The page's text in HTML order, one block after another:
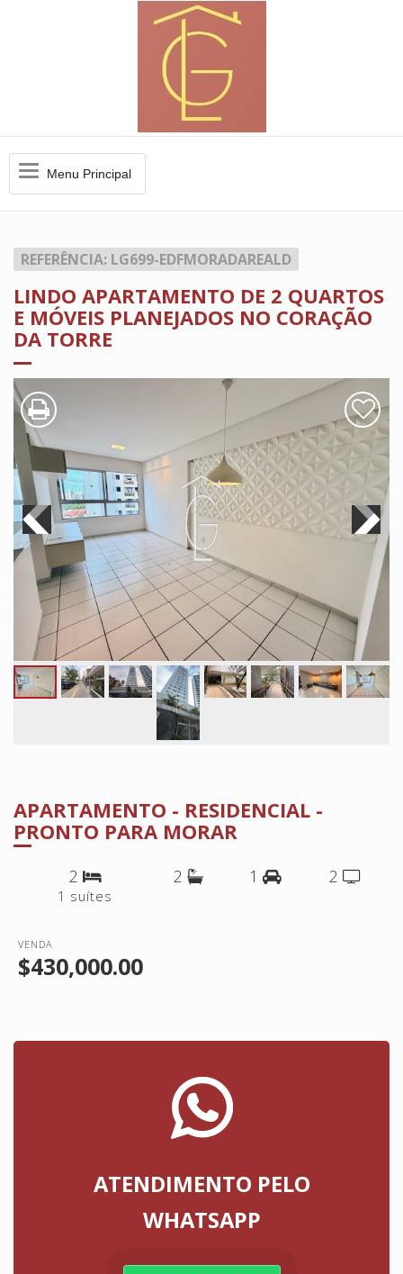
MenuMenu Principal
REFERÊNCIA: LG699-EDFMORADAREALD
LINDO APARTAMENTO DE 2 QUARTOS
E MÓVEIS PLANEJADOS NO CORAÇÃO
DA TORRE
APARTAMENTO - RESIDENCIAL -
PRONTO PARA MORAR
2
1 suítes
2 1 2
VENDA
$430,000.00
ATENDIMENTO PELO
WHATSAPP